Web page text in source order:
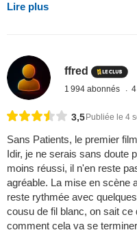
Lire plus
ffred
1 994 abonnés
3,5Publiée le 4
Sans Patients, le premier
Idir, je ne serais sans doute
moins réussi, il n'en reste
agréable. La mise en scène
reste rythmée avec
cousu de fil blanc, on sait
comment cela va se